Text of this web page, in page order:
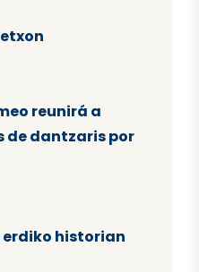
reunirá a
de dantzaris por
erdiko historian